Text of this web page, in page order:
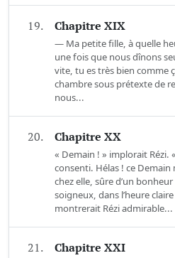
19. Chapitre XIX
— Ma petite fille, à quelle
une fois que nous dînons
vite, tu es très bien comme
chambre sous prétexte de
nous...
20. Chapitre XX
« Demain ! » implorait Rézi.
consenti. Hélas ! ce Demain
chez elle, sûre d’un
soigneux, dans l’heure
montrerait Rézi admirable...
21. Chapitre XXI